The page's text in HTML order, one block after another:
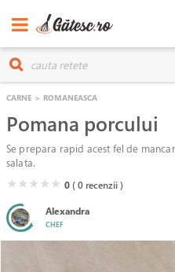
CARNE > ROMANEASCA
Pomana porcului
Se prepara rapid acest fel de
salata.
( )
★( )
★( )
★( )
★( )
★ 0( 0 recenzii )
Alexandra
CHEF